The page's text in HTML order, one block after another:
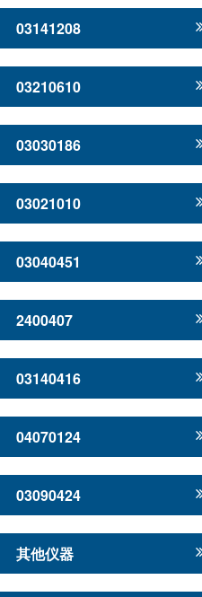
03141208
03210610
03030186
03021010
03040451
2400407
03140416
04070124
03090424
其他仪器